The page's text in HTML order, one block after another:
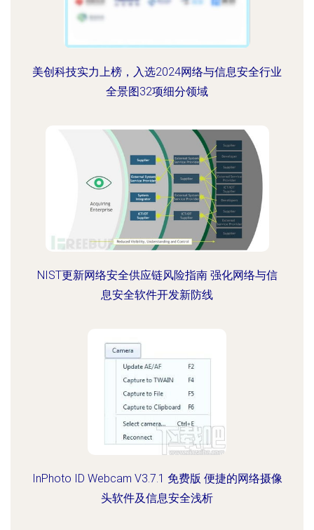
美创科技实力上榜，入选2024网络与信息安全行业
全景图32项细分领域
NIST更新网络安全供应链风险指南 强化网络与信
息安全软件开发新防线
InPhoto ID Webcam V3.7.1 免费版 便捷的网络摄像
头软件及信息安全浅析